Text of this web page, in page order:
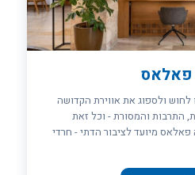
פאלאס
ולספוג את אווירת הקדושה
התרבות והמסורת - וכל זאת
מוכרת וחמה. פרימה פאלאס מיועד לציבור הדתי - חרדי
אווירה חרדית